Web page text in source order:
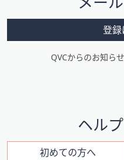
メ
ニ
ン
登録
QVCからのお知ら
ヘル
初めての方へ